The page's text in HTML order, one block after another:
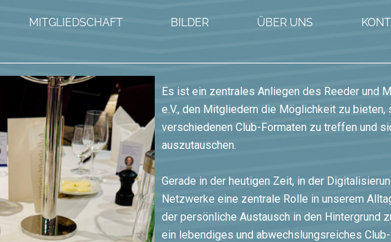
MITGLIEDSCHAFT BILDER ÜBER UNS
Es ist ein zentrales Anliegen des Reeder und
e.V., den Mitgliedern die Möglichkeit zu bieten,
verschiedenen Club-Formaten zu treffen und
auszutauschen.
Gerade in der heutigen Zeit, in der
Netzwerke eine zentrale Rolle in unserem
der persönliche Austausch in den Hintergrund
ein lebendiges und abwechslungsreiches